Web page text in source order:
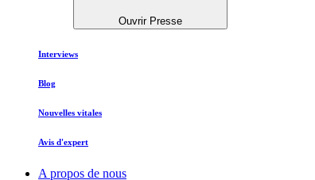
Ouvrir Presse
Interviews
Blog
Nouvelles vitales
Avis d'expert
A propos de nous